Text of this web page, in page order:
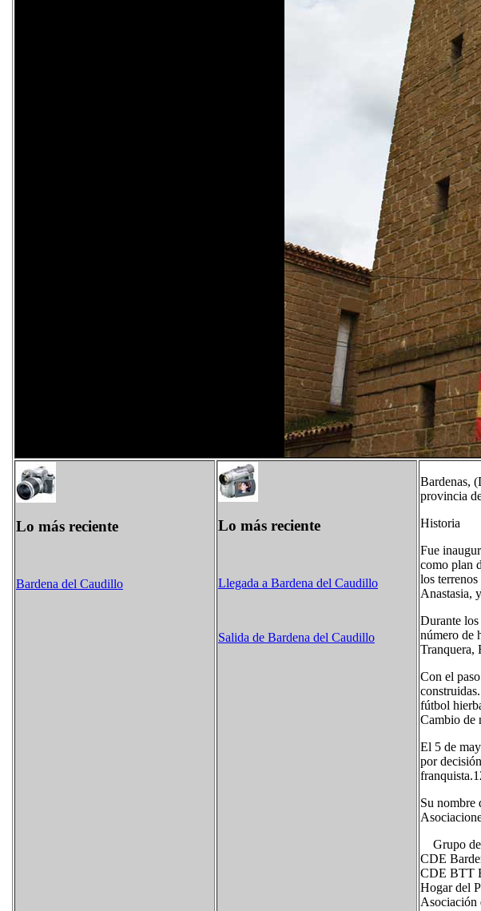
Lo más reciente
Bardena del Caudillo
Lo más reciente
Llegada a Bardena del Caudillo
Salida de Bardena del Caudillo
Bardenas,
provincia
Historia
Fue
como plan
los
Anastasia,
Durante
número de
Tranquera,
Con el
fútbol
Cambio de
El 5 de
por
Su nombre
Grupo de
CDE
CDE BTT
Hogar del
Asociación